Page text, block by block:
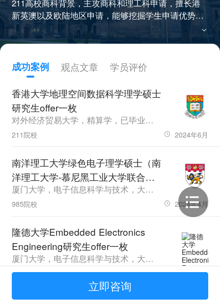
211高校商科背景，主攻商科和理工科申请，擅长港
新英澳以及欧陆地区申请，能够挖掘学生申请优势，
制定个性化申请方案，连续两年申请成功率百分百，
已帮助超百位学生圆梦海外top名校。
成功案例 观点文章
学员评价
香港大学地理空间数据科学理学硕士
研究生offer一枚
对外经济贸易大学，精算学，已毕业，GPA3.21，雅思7.0，GRE318.0
211院校 2024年6月
南洋理工大学绿色电子理学硕士（南
洋理工大学-慕尼黑工业大学联合开
设）研究生offer一枚
厦门大学，电子信息科学与技术，大四，GPA84，雅思6.5
985院校 2024年4月
隆德大学Embedded Electronics
Engineering研究生offer一枚
厦门大学，电子信息科学与技术，大四，GPA84，雅思6.5
985院校 2024年3月
新加坡国立大学商业分析理学硕士研
立即咨询